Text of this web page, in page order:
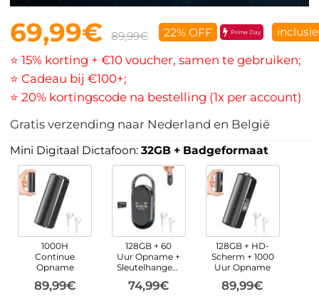
69,99€ 89,99€ 22% OFF Prime Day
⭐ 15% korting + €10 voucher, samen te gebruiken;
⭐ Cadeau bij €100+;
⭐ 20% kortingscode na bestelling (1x per account)
Gratis verzending naar Nederland en België
Mini Digitaal Dictafoon:32GB + Badgeformaat
1000H
Continue
Opname
89,99€
128GB + 60
Uur Opname +
Sleutelhangerdesign
74,99€
128GB + HD-
Scherm + 1000
Uur Opname
89,99€